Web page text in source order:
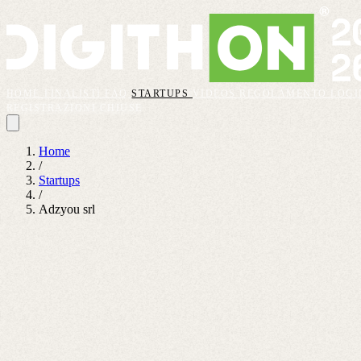
FAQSTARTUPS VIDEOS REGOLAMENTO
Home
/
Startups
/
Adzyou srl